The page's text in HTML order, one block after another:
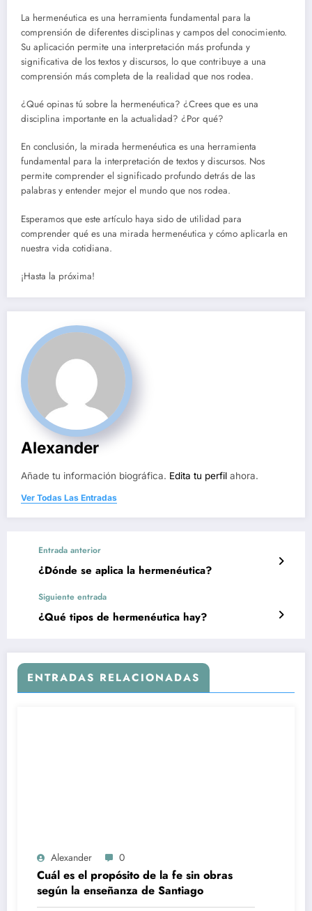
La hermenéutica es una herramienta fundamental para la
comprensión de diferentes disciplinas y campos del conocimiento.
Su aplicación permite una interpretación más profunda y
significativa de los textos y discursos, lo que contribuye a una
comprensión más completa de la realidad que nos rodea.
¿Qué opinas tú sobre la hermenéutica? ¿Crees que es una
disciplina importante en la actualidad? ¿Por qué?
En conclusión, la mirada hermenéutica es una herramienta
fundamental para la interpretación de textos y discursos. Nos
permite comprender el significado profundo detrás de las
palabras y entender mejor el mundo que nos rodea.
Esperamos que este artículo haya sido de utilidad para
comprender qué es una mirada hermenéutica y cómo aplicarla en
nuestra vida cotidiana.
¡Hasta la próxima!
Alexander
Añade tu información biográfica. Edita tu perfil ahora.
Ver Todas Las Entradas
Entrada anterior
¿Dónde se aplica la hermenéutica?
Siguiente entrada
¿Qué tipos de hermenéutica hay?
ENTRADAS RELACIONADAS
Alexander 0
Cuál es el propósito de la fe sin obras
según la enseñanza de Santiago